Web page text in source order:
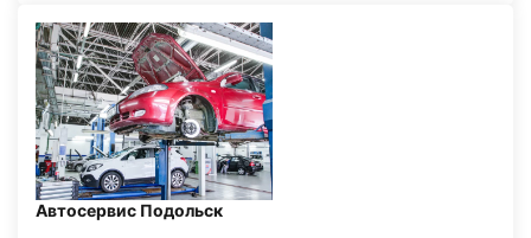
Автосервис Подольск